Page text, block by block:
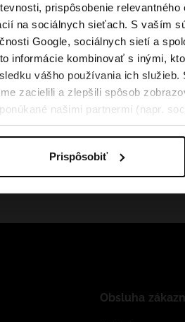
prispôsobenie
na sociálnych sieťach. S vaším
Google, sociálnych sietí a
informácie kombinovať s inými,
vášho používania ich
zacielili a zlepšili spôsob
našimi partnermi (napr.
a v časti „Podrobnosti“.
Prispôsobiť
deň
Festivalové outfity. Ako
hudobné festivaly?
Obsluha